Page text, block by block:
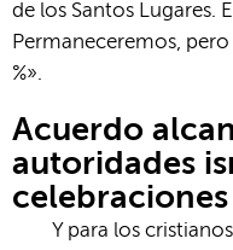
de los Santos Lugares.
Permaneceremos,
%».
Acuerdo
autoridades
celebraciones
Y para los